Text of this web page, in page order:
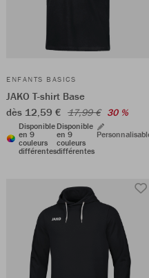
ENFANTS BASICS
JAKO T-shirt Base
dès 12,59 € 17,99 € 30 %
Disponible
en 9
couleurs
différentes
Disponible
en 9
couleurs
différentes